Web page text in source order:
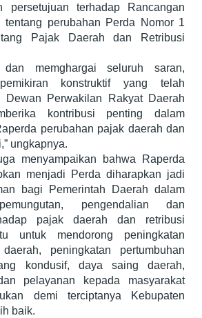
persetujuan terhadap Rancangan
tentang perubahan Perda Nomor 1
Pajak Daerah dan Retribusi
dan memghargai seluruh saran,
konstruktif yang telah
Dewan Perwakilan Rakyat Daerah
kontribusi penting dalam
perubahan pajak daerah dan
ungkapnya.
menyampaikan bahwa Raperda
menjadi Perda diharapkan jadi
bagi Pemerintah Daerah dalam
pengendalian dan
pajak daerah dan retribusi
untuk mendorong peningkatan
peningkatan pertumbuhan
kondusif, daya saing daerah,
pelayanan kepada masyarakat
demi terciptanya Kebupaten
baik.